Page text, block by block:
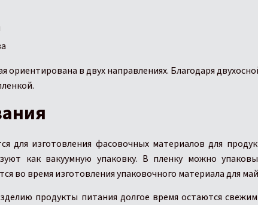
ориентирована в двух направлениях. Благодаря
для изготовления фасовочных материалов для
как вакуумную упаковку. В пленку можно
во время изготовления упаковочного материала для
продукты питания долгое время остаются